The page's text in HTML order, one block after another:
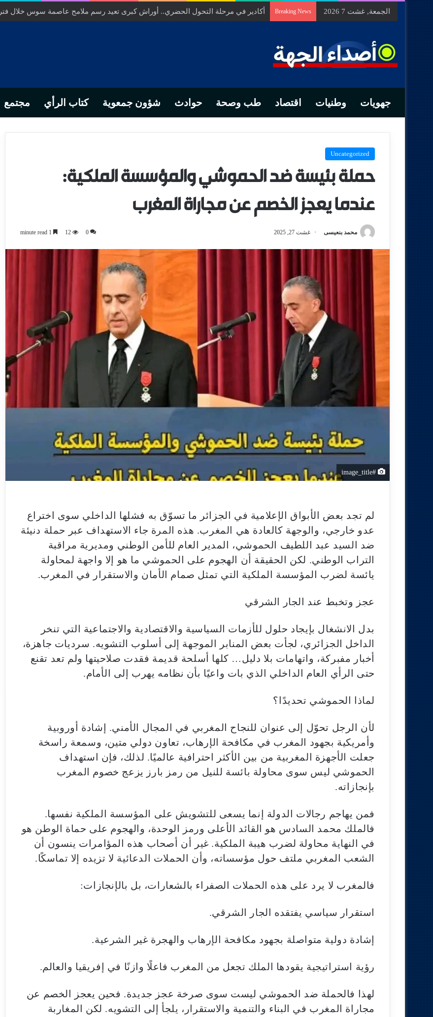
الجمعة, غشت 7 2026 Breaking News السيد الحسين مخلص… من التدبير المحلي إلى رهانات التشريع وبصمة رجل أعمال ناجح
جهويات وطنيات اقتصاد طب وصحة حوادث شؤون جمعوية كتاب الرأي مجتمع
Uncategorized
حملة بئيسة ضد الحموشي والمؤسسة الملكية:
عندما يعجز الخصم عن مجاراة المغرب
محمد بنعيسى غشت 27, 2025 0
12
#image_title
لم تجد بعض الأبواق الإعلامية في الجزائر ما تسوّق به فشلها الداخلي سوى اختراع
عدو خارجي، والوجهة كالعادة هي المغرب. هذه المرة جاء الاستهداف عبر حملة دنيئة
ضد السيد عبد اللطيف الحموشي، المدير العام للأمن الوطني ومديرية مراقبة
التراب الوطني. لكن الحقيقة أن الهجوم على الحموشي ما هو إلا واجهة لمحاولة
يائسة لضرب المؤسسة الملكية التي تمثل صمام الأمان والاستقرار في المغرب.
عجز وتخبط عند الجار الشرقي
بدل الانشغال بإيجاد حلول للأزمات السياسية والاقتصادية والاجتماعية التي تنخر
الداخل الجزائري، لجأت بعض المنابر الموجهة إلى أسلوب التشويه. سرديات جاهزة،
أخبار مفبركة، واتهامات بلا دليل… كلها أسلحة قديمة فقدت صلاحيتها ولم تعد تقنع
حتى الرأي العام الداخلي الذي بات واعيًا بأن نظامه يهرب إلى الأمام.
لماذا الحموشي تحديدًا؟
لأن الرجل تحوّل إلى عنوان للنجاح المغربي في المجال الأمني. إشادة أوروبية
وأمريكية بجهود المغرب في مكافحة الإرهاب، تعاون دولي متين، وسمعة راسخة
جعلت الأجهزة المغربية من بين الأكثر احترافية عالميًا. لذلك، فإن استهداف
الحموشي ليس سوى محاولة بائسة للنيل من رمز بارز يزعج خصوم المغرب
بإنجازاته.
فمن يهاجم رجالات الدولة إنما يسعى للتشويش على المؤسسة الملكية نفسها.
فالملك محمد السادس هو القائد الأعلى ورمز الوحدة، والهجوم على حماة الوطن هو
في النهاية محاولة لضرب هيبة الملكية. غير أن أصحاب هذه المؤامرات ينسون أن
الشعب المغربي ملتف حول مؤسساته، وأن الحملات الدعائية لا تزيده إلا تماسكًا.
فالمغرب لا يرد على هذه الحملات الصفراء بالشعارات، بل بالإنجازات:
استقرار سياسي يفتقده الجار الشرقي.
إشادة دولية متواصلة بجهود مكافحة الإرهاب والهجرة غير الشرعية.
رؤية استراتيجية يقودها الملك تجعل من المغرب فاعلًا وازنًا في إفريقيا والعالم.
لهذا فالحملة ضد الحموشي ليست سوى صرخة عجز جديدة. فحين يعجز الخصم عن
مجاراة المغرب في البناء والتنمية والاستقرار، يلجأ إلى التشويه. لكن المغاربة